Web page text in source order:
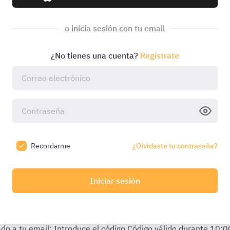
o inicia sesión con tu email
¿No tienes una cuenta? Regístrate
Recordarme ¿Olvidaste tu contraseña?
Iniciar sesión